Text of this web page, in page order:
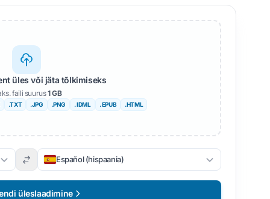
üles või jäta tõlkimiseks
faili suurus1 GB
.TXT .JPG .PNG . IDML . EPUB .HTML
Español (hispaania)
üleslaadimine